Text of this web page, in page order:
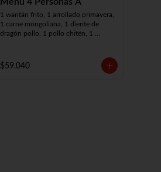
1 wantán frito, 1 arrollado primavera,
1 carne mongoliana, 1 diente de
dragón pollo, 1 pollo chitén, 1
$59.040